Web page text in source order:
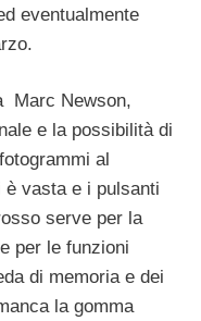
eventualmente
Marc Newson,
e la possibilità di
al
vasta e i pulsanti
serve per la
per le funzioni
di memoria e dei
la gomma